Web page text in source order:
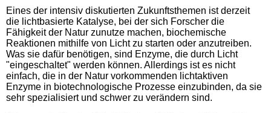
Eines der intensiv diskutierten Zukunftsthemen ist derzeit
die lichtbasierte Katalyse, bei der sich Forscher die
Fähigkeit der Natur zunutze machen, biochemische
Reaktionen mithilfe von Licht zu starten oder anzutreiben.
Was sie dafür benötigen, sind Enzyme, die durch Licht
"eingeschaltet" werden können. Allerdings ist es nicht
einfach, die in der Natur vorkommenden lichtaktiven
Enzyme in biotechnologische Prozesse einzubinden, da sie
sehr spezialisiert und schwer zu verändern sind.